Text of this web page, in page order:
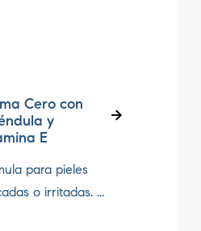
Cero con
y
E
para pieles
o irritadas. ...